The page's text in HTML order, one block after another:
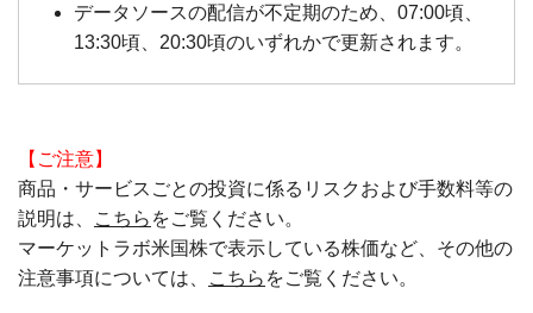
データソースの配信が不定期のため、07:00頃、
13:30頃、20:30頃のいずれかで更新されます。
【ご注意】
商品・サービスごとの投資に係るリスクおよび手数料等の
説明は、
こちら をご覧ください。
マーケットラボ米国株で表示している株価など、その他の
注意事項については、
こちら をご覧ください。